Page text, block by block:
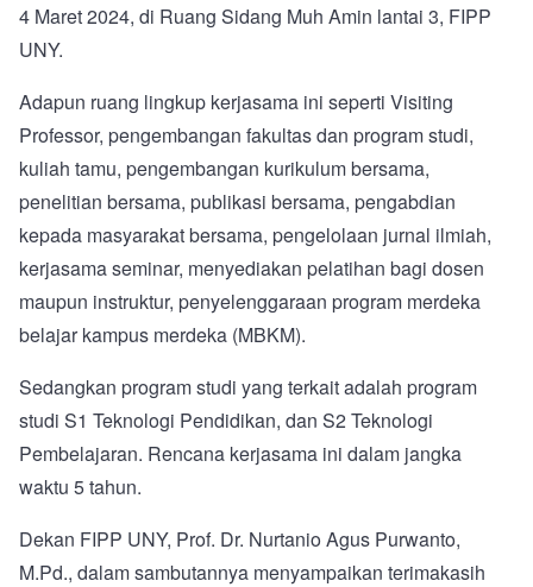
4 Maret 2024, di Ruang Sidang Muh Amin lantai 3, FIPP
UNY.
Adapun ruang lingkup kerjasama ini seperti Visiting
Professor, pengembangan fakultas dan program studi,
kuliah tamu, pengembangan kurikulum bersama,
penelitian bersama, publikasi bersama, pengabdian
kepada masyarakat bersama, pengelolaan jurnal ilmiah,
kerjasama seminar, menyediakan pelatihan bagi dosen
maupun instruktur, penyelenggaraan program merdeka
belajar kampus merdeka (MBKM).
Sedangkan program studi yang terkait adalah program
studi S1 Teknologi Pendidikan, dan S2 Teknologi
Pembelajaran. Rencana kerjasama ini dalam jangka
waktu 5 tahun.
Dekan FIPP UNY, Prof. Dr. Nurtanio Agus Purwanto,
M.Pd., dalam sambutannya menyampaikan terimakasih